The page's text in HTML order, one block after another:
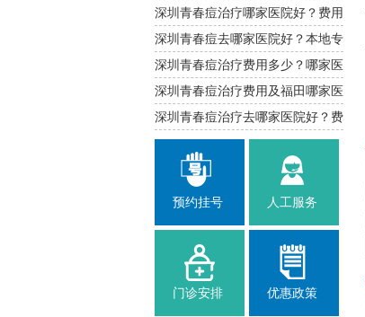
南山费用参考
深圳青春痘治疗哪家医院好？费用
与攻略
深圳青春痘去哪家医院好？本地专
业治疗指南
深圳青春痘治疗费用多少？哪家医
院靠谱
深圳青春痘治疗费用及福田哪家医
院口碑好
深圳青春痘治疗去哪家医院好？费
用与建议
预约挂号 人工服务
门诊安排 优惠政策